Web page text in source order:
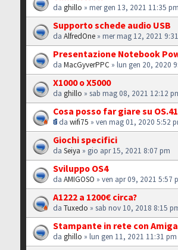
daghillo » mer gen 13, 2021 11:35 pm
Supporto schede audio USB
daAlfredOne » mer mag 12, 2021
Presentazione Notebook
daMacGyverPPC » lun gen 20, 2020
X1000 o X5000
daghillo » sab mag 08, 2021 12:12
Cosa posso far giare su OS.41
dawifi75 » ven mag 01, 2020 5:52
Giochi specifici
daSeiya » gio apr 15, 2021 8:07 pm
Sviluppo OS4
daAMIGOSO » ven apr 09, 2021 5:57
A1222 a 1200€ circa?
daTuxedo » sab nov 10, 2018 8:15
Stampante in rete con
daghillo » lun gen 11, 2021 11:31 pm